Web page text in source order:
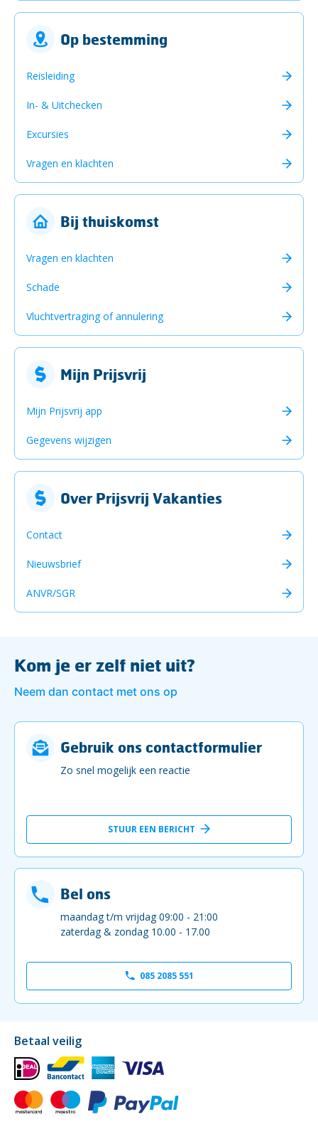
Op bestemming
Reisleiding
In- & Uitchecken
Excursies
Vragen en klachten
Bij thuiskomst
Vragen en klachten
Schade
Vluchtvertraging of annulering
Mijn Prijsvrij
Mijn Prijsvrij app
Gegevens wijzigen
Over Prijsvrij Vakanties
Contact
Nieuwsbrief
ANVR/SGR
Kom je er zelf niet uit?
Neem dan contact met ons op
Gebruik ons contactformulier
Zo snel mogelijk een reactie
STUUR EEN BERICHT
Bel ons
maandag t/m vrijdag 09:00 - 21:00
zaterdag & zondag 10.00 - 17.00
085 2085 551
Betaal veilig